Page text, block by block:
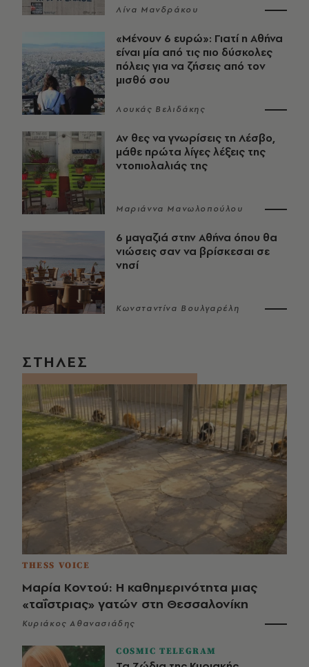
Λίνα Μανδράκου
«Μένουν 6 ευρώ»: Γιατί η Αθήνα
είναι μία από τις πιο δύσκολες
πόλεις για να ζήσεις από τον
μισθό σου
Λουκάς Βελιδάκης
Αν θες να γνωρίσεις τη Λέσβο,
μάθε πρώτα λίγες λέξεις της
ντοπιολαλιάς της
Μαριάννα Μανωλοπούλου
6 μαγαζιά στην Αθήνα όπου θα
νιώσεις σαν να βρίσκεσαι σε
νησί
Κωνσταντίνα Βουλγαρέλη
ΣΤΗΛΕΣ
THESS VOICE
Μαρία Κοντού: Η καθημερινότητα μιας
«ταΐστριας» γατών στη Θεσσαλονίκη
Κυριάκος Αθανασιάδης
COSMIC TELEGRAM